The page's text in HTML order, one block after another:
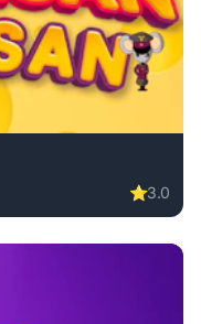
⭐3.0
arcade game, no